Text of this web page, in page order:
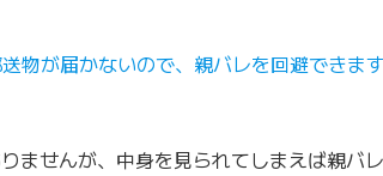
物が届かないので、親バレを回避できます
ませんが、中身を見られてしまえば親バ